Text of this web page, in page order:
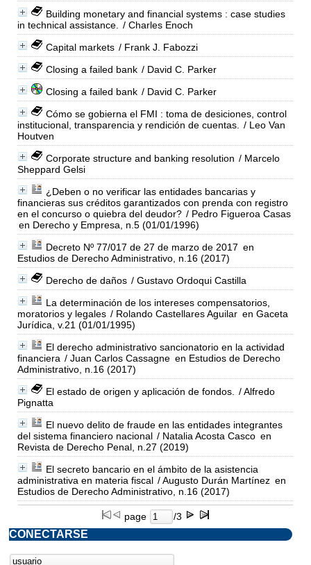
Building monetary and financial systems : case studies
in technical assistance.
/ Charles Enoch
Capital markets / Frank J. Fabozzi
Closing a failed bank / David C. Parker
Closing a failed bank / David C. Parker
Cómo se gobierna el FMI : toma de desiciones, control
institucional, transparencia y rendición de cuentas.
/ Leo Van
Houtven
Corporate structure and banking resolution / Marcelo
Sheppard Gelsi
¿Deben o no verificar las entidades bancarias y
financieras sus créditos garantizados con prenda con registro
en el concurso o quiebra del deudor? / Pedro Figueroa Casas
en Derecho y Empresa, n.5 (01/01/1996)
Decreto Nº 77/017 de 27 de marzo de 2017 en
Estudios de Derecho Administrativo, n.16 (2017)
Derecho de daños / Gustavo Ordoqui Castilla
La determinación de los intereses compensatorios,
moratorios y legales / Rolando Castellares Aguilar en Gaceta
Jurídica, v.21 (01/01/1995)
El derecho administrativo sancionatorio en la actividad
financiera / Juan Carlos Cassagne en Estudios de Derecho
Administrativo, n.16 (2017)
El estado de origen y aplicación de fondos.
/ Alfredo
Pignatta
El nuevo delito de fraude en las entidades integrantes
del sistema financiero nacional / Natalia Acosta Casco en
Revista de Derecho Penal, n.27 (2019)
El secreto bancario en el ámbito de la asistencia
administrativa en materia fiscal / Augusto Durán Martínez en
Estudios de Derecho Administrativo, n.16 (2017)
page /3
CONECTARSE